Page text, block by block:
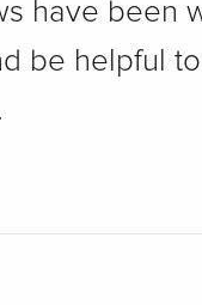
have been
be helpful